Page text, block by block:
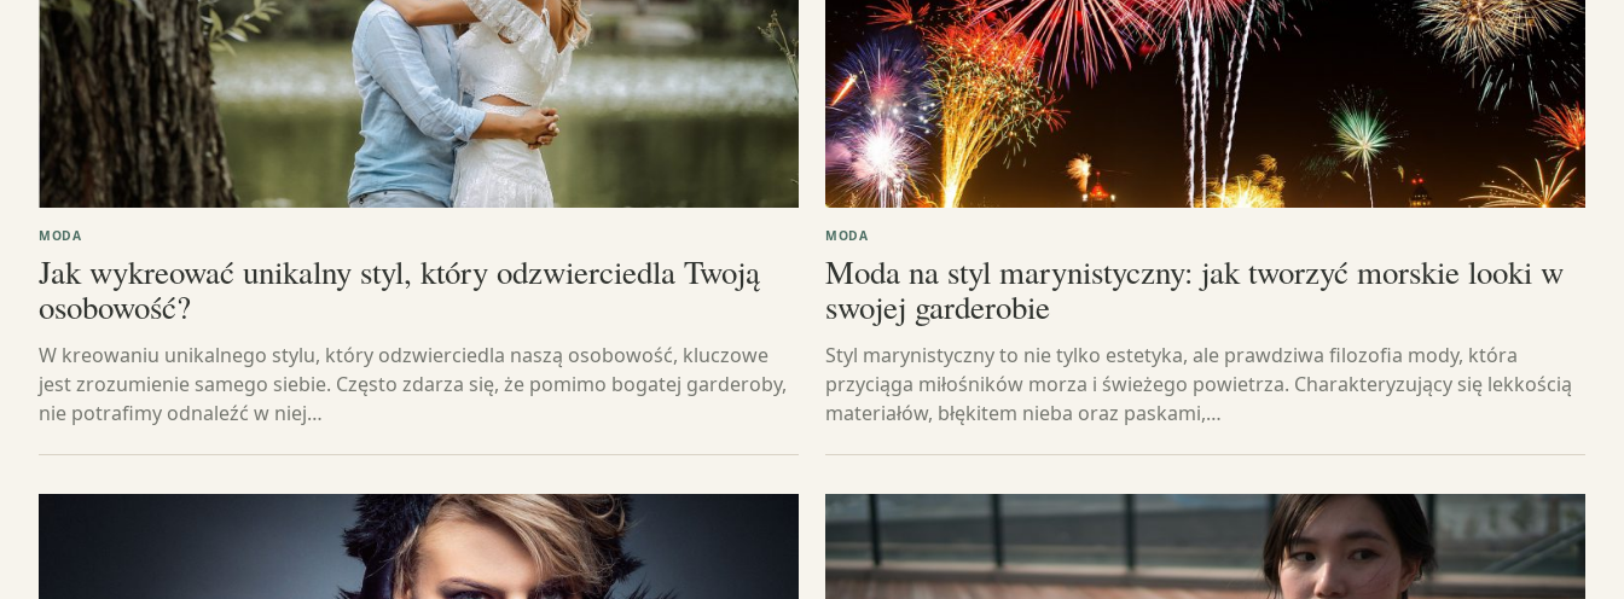
MODA
Jak wykreować unikalny styl, który odzwierciedla Twoją
osobowość?
W kreowaniu unikalnego stylu, który odzwierciedla naszą osobowość, kluczowe
jest zrozumienie samego siebie. Często zdarza się, że pomimo bogatej garderoby,
nie potrafimy odnaleźć w niej…
MODA
Moda na styl marynistyczny: jak tworzyć morskie looki w
swojej garderobie
Styl marynistyczny to nie tylko estetyka, ale prawdziwa filozofia mody, która
przyciąga miłośników morza i świeżego powietrza. Charakteryzujący się lekkością
materiałów, błękitem nieba oraz paskami,…